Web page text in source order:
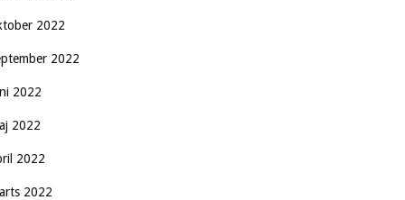
2022
2022
2022
2022
2022
2022